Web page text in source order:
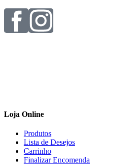
Loja Online
Produtos
Lista de Desejos
Carrinho
Finalizar Encomenda